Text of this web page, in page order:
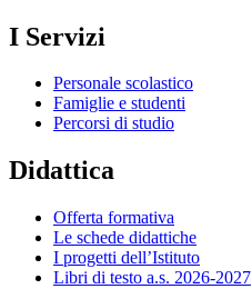
I Servizi
Personale scolastico
Famiglie e studenti
Percorsi di studio
Didattica
Offerta formativa
Le schede didattiche
I progetti dell’Istituto
Libri di testo a.s. 2026-2027